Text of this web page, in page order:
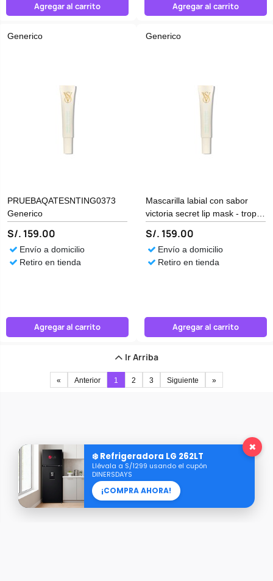
Agregar al carrito Agregar al carrito
Generico
PRUEBAQATESNTING0373
Generico
S/. 159.00
Envío a domicilio
Retiro en tienda
Agregar al carrito
Generico
Mascarilla labial con sabor
victoria secret lip mask - tropic
S/. 159.00
Envío a domicilio
Retiro en tienda
Agregar al carrito
Ir Arriba
« Anterior 1 2 3 Siguiente »
×
❄️ Refrigeradora LG 262LT
Llévala a S/1299 usando el cupón
DINERSDAYS
¡COMPRA AHORA!